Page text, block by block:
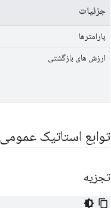
جزئیات
پارامترها
ارزش های بازگشتی
توابع استاتیک عمومی
تجزیه